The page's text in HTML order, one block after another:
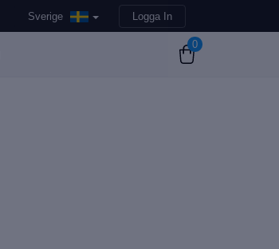
Sverige Logga In
0